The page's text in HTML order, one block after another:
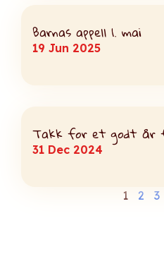
Barnas appell 1. mai
19 Jun 2025
Takk for et godt år
31 Dec 2024
1 2 3